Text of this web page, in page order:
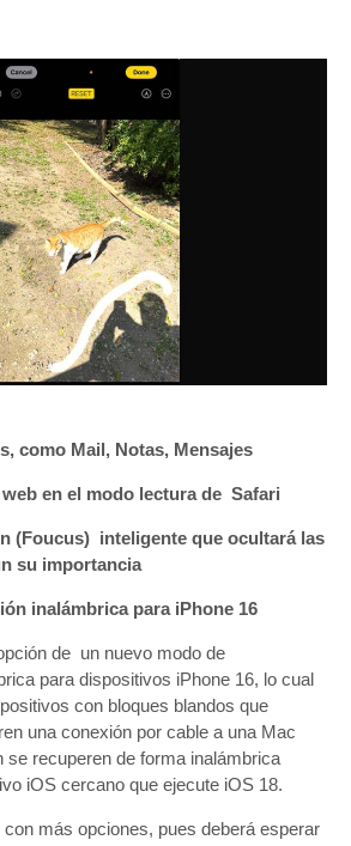
como Mail, Notas, Mensajes
en el modo lectura de Safari
(Foucus) inteligente que ocultará las
su importancia
inalámbrica para iPhone 16
de un nuevo modo de
para dispositivos iPhone 16, lo cual
con bloques blandos que
una conexión por cable a una Mac
se recuperen de forma inalámbrica
iOS cercano que ejecute iOS 18.
más opciones, pues deberá esperar